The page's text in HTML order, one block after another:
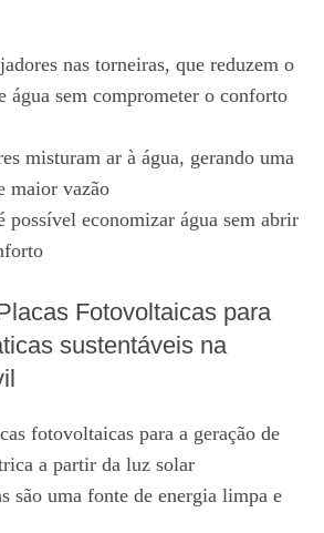
nas torneiras, que reduzem o
água sem comprometer o conforto
misturam ar à água, gerando uma
maior vazão
possível economizar água sem abrir
Fotovoltaicas para
sustentáveis na
fotovoltaicas para a geração de
a partir da luz solar
são uma fonte de energia limpa e